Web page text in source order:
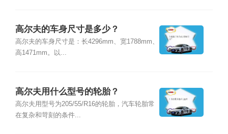
高尔夫的车身尺寸是多少？
高尔夫的车身尺寸是：长4296mm、宽1788mm、
高1471mm。以...
高尔夫用什么型号的轮胎？
高尔夫用型号为205/55/R16的轮胎，汽车轮胎常
在复杂和苛刻的条件...